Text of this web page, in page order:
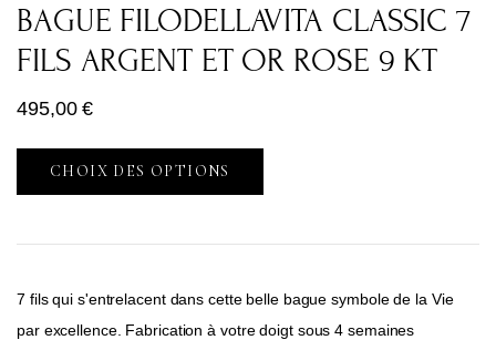
BAGUE FILODELLAVITA CLASSIC 7
FILS ARGENT ET OR ROSE 9 KT
495,00€
CHOIX DES OPTIONS
7 fils qui s'entrelacent dans cette belle bague symbole de la Vie
par excellence. Fabrication à votre doigt sous 4 semaines